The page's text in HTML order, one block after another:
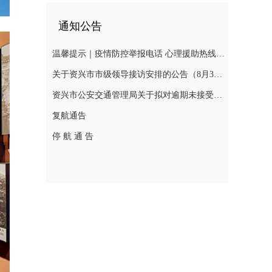
通知公告
温馨提示｜疫情防控举报电话 心理援助热线 慈善捐助热线 求助入口 辟谣入口
关于资兴市市级领导接访安排的公告（8月3日—8月7日）
资兴市公安交通管理局关于拟对逾期未接受处理的道路交通违法行为人作出行政处罚决定的公告(2026年第十三期 )
复航通告
停 航 通 告